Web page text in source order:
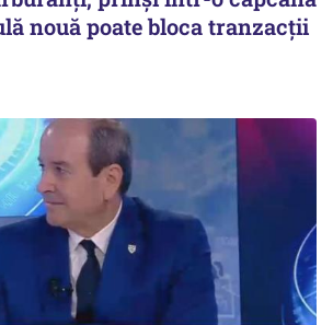
nouă poate bloca tranzacții